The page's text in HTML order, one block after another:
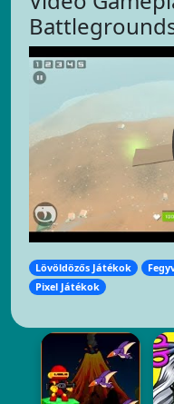
Lövöldözős Játékok
Pixel Játékok